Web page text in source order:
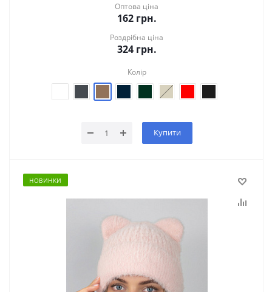
Оптова ціна
162грн.
Роздрібна ціна
324грн.
Колір
Купити
НОВИНКИ